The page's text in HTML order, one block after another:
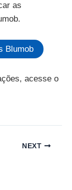
as
Blumob
acesse o
NEXT